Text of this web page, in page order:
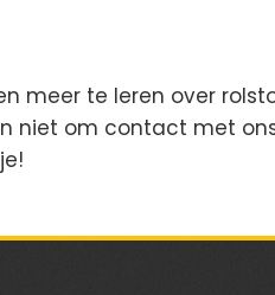
meer te leren over
niet om contact met